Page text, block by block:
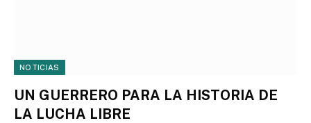
NOTICIAS
UN GUERRERO PARA LA HISTORIA DE
LA LUCHA LIBRE